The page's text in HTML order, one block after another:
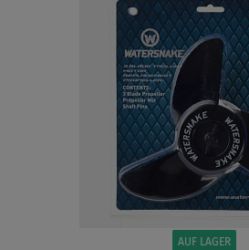
AUF LAGER